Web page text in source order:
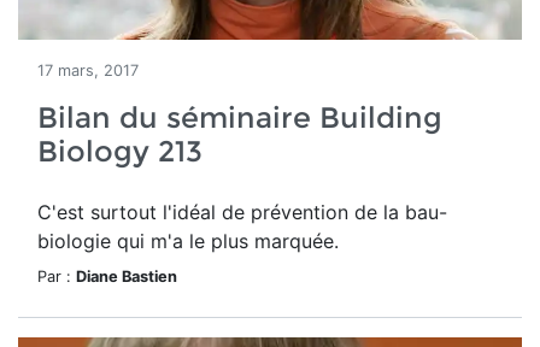
17 mars, 2017
Bilan du séminaire Building
Biology 213
C'est surtout l'idéal de prévention de la bau-
biologie qui m'a le plus marquée.
Par : Diane Bastien